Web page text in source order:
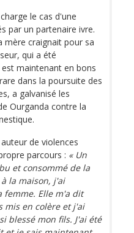
le cas d'une
par un partenaire ivre.
mère craignait pour sa
qui a été
maintenant en bons
dans la poursuite des
a galvanisé les
Ourganda contre la
de violences
parcours : « Un
et consommé de la
la maison, j'ai
Elle m'a dit
mis en colère et j'ai
blessé mon fils. J'ai été